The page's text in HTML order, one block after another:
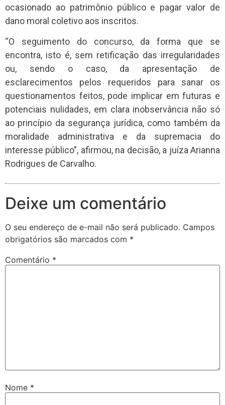
ocasionado ao patrimônio público e pagar valor de
dano moral coletivo aos inscritos.
“O seguimento do concurso, da forma que se
encontra, isto é, sem retificação das irregularidades
ou, sendo o caso, da apresentação de
esclarecimentos pelos requeridos para sanar os
questionamentos feitos, pode implicar em futuras e
potenciais nulidades, em clara inobservância não só
ao princípio da segurança jurídica, como também da
moralidade administrativa e da supremacia do
interesse público”, afirmou, na decisão, a juíza Arianna
Rodrigues de Carvalho.
Deixe um comentário
O seu endereço de e-mail não será publicado. Campos
obrigatórios são marcados com *
Comentário *
Nome *